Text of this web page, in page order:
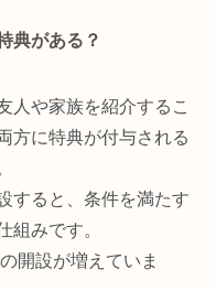
典がある？
人や家族を紹介するこ
方に特典が付与される
すると、条件を満たす
組みです。
開設が増えていま